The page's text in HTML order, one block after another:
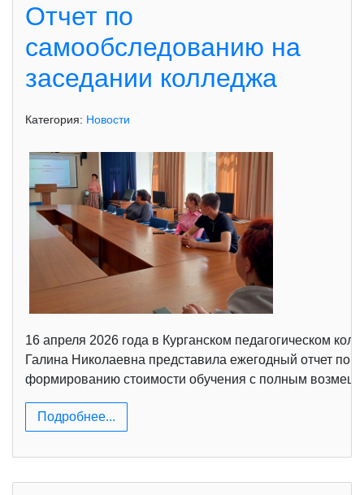
Отчет по
самообследованию на
заседании колледжа
Категория: Новости
16 апреля 2026 года в Курганском педагогическом
Галина Николаевна представила ежегодный отчет по
формированию стоимости обучения с полным
Подробнее...